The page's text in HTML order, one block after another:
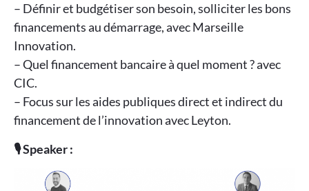
– Définir et budgétiser son besoin, solliciter les bons
financements au démarrage, avec Marseille
Innovation.
– Quel financement bancaire à quel moment ? avec
CIC.
– Focus sur les aides publiques direct et indirect du
financement de l’innovationavec Leyton.
🎙️ Speaker :